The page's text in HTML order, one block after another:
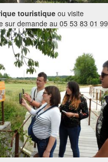
touristiqueou visite
sur demande au 05 53 83 01 99